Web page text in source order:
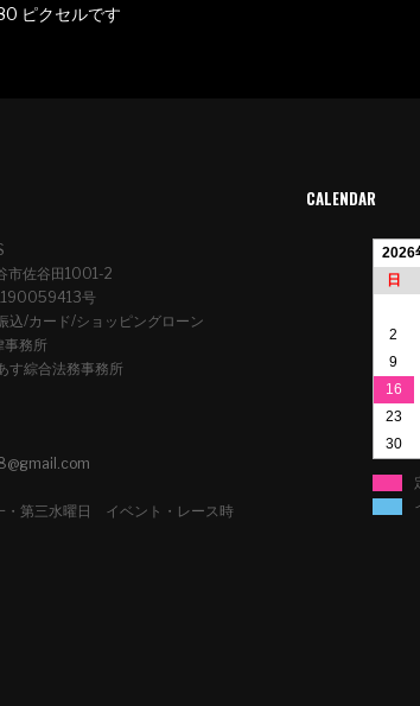
ピクセルです
佐谷田1001-2
号
込/カード/ショッピングローン
事務所
す綜合法務事務所
・第三水曜日 イベント・レース時
CALENDAR
2026
日
2
9
16
23
30